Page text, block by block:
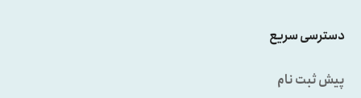
دسترسی سریع
پیش ثبت نام